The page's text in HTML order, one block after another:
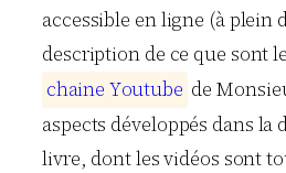
accessible en ligne (à plein
description de ce que sont
chaine Youtube de
aspects développés dans la
livre, dont les vidéos sont